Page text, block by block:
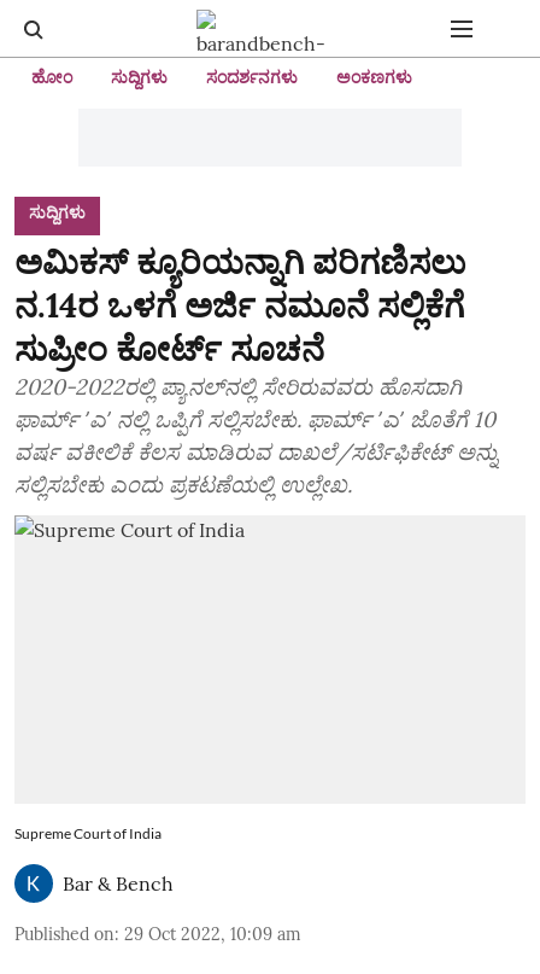
ಹೋಂ ಸುದ್ದಿಗಳು ಸಂದರ್ಶನಗಳು ಅಂಕಣಗಳು
ಸುದ್ದಿಗಳು
ಅಮಿಕಸ್‌ ಕ್ಯೂರಿಯನ್ನಾಗಿ ಪರಿಗಣಿಸಲು
ನ.14ರ ಒಳಗೆ ಅರ್ಜಿ ನಮೂನೆ ಸಲ್ಲಿಕೆಗೆ
ಸುಪ್ರೀಂ ಕೋರ್ಟ್‌ ಸೂಚನೆ
2020-2022ರಲ್ಲಿ ಪ್ಯಾನಲ್‌ನಲ್ಲಿ ಸೇರಿರುವವರು ಹೊಸದಾಗಿ
ಫಾರ್ಮ್‌ ʼಎʼ ನಲ್ಲಿ ಒಪ್ಪಿಗೆ ಸಲ್ಲಿಸಬೇಕು. ಫಾರ್ಮ್‌ ʼಎʼ ಜೊತೆಗೆ 10
ವರ್ಷ ವಕೀಲಿಕೆ ಕೆಲಸ ಮಾಡಿರುವ ದಾಖಲೆ/ಸರ್ಟಿಫಿಕೇಟ್‌ ಅನ್ನು
ಸಲ್ಲಿಸಬೇಕು ಎಂದು ಪ್ರಕಟಣೆಯಲ್ಲಿ ಉಲ್ಲೇಖ.
Supreme Court of India
Bar & Bench
Published on: 29 Oct 2022, 10:09 am